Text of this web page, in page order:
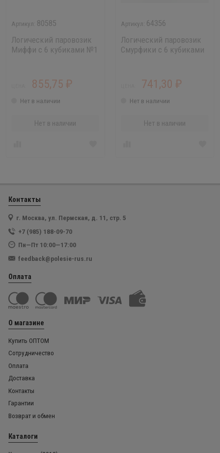
80585
Логический паровозик
Миффи с 6 кубиками №1
855,75 ₽
Нет в наличии
Нет в наличии
64356
Логический паровозик
Смурфики с 6 кубиками
741,30 ₽
Нет в наличии
Нет в наличии
Контакты
г. Москва, ул. Пермская, д. 11, стр. 5
+7 (985) 188-09-70
Пн—Пт 10:00—17:00
feedback@polesie-rus.ru
Оплата
О магазине
Купить ОПТОМ
Сотрудничество
Оплата
Доставка
Контакты
Гарантии
Возврат и обмен
Каталоги